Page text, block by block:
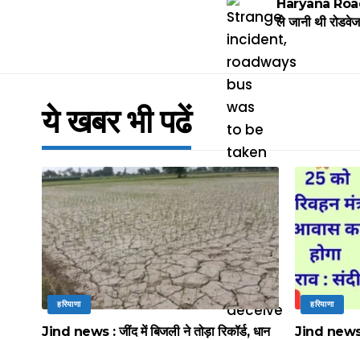
Haryana
ले जानी थी
ये खबर भी पढें
हरियाणा
Jind news : जींद में बिजली ने तोड़ा रिकॉर्ड, धान
हरियाणा
Jind news :